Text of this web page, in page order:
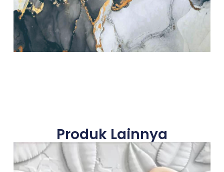
Produk Lainnya